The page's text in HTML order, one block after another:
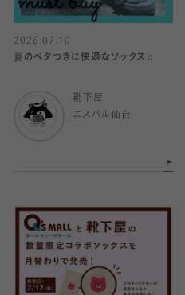
2026.07.10
夏のベタつきに快適なソックス♫
靴下屋
エスパル仙台